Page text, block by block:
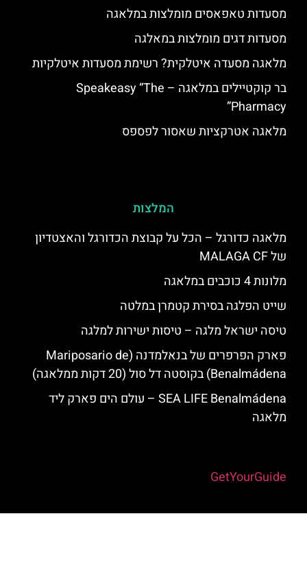
מסעדות טאפאסים מומלצות במלאגה
מסעדות דגים מומלצות במאלגה
מלאגה מסעדה איטלקית? רשימת מסעדות איטלקיות
בר קוקטיילים במלאגה – Speakeasy “The
Pharmacy”
מלאגה אטרקציות שאסור לפספס
המלצות
מלאגה כדורגל – הכל על קבוצת הכדורגל והאצטדיון
של MALAGA CF
מלונות 4 כוכבים במלאגה
שייט הפלגה בסירת קטמרן במלטה
טיסה ישראל מלגה – טיסות ישירות למלגה
פארק הפרפרים של בנאלמדנה (Mariposario de
Benalmádena) בקוסטה דל סול (20 דקות ממלאגה)
SEA LIFE Benalmádena – עולם הים פארק ליד
מלאגה
GetYourGuide